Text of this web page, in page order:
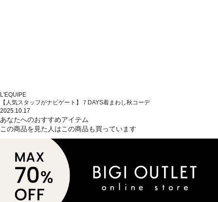
L'EQUIPE
【人気スタッフがナビゲート】７DAYS着まわし秋コーデ
2025.10.17
あなたへのおすすめアイテム
この商品を見た人はこの商品も買っています